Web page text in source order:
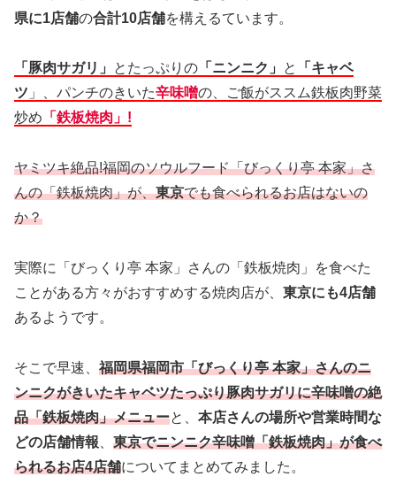
県に1店舗の合計10店舗を構えるています。
「豚肉サガリ」 とたっぷりの 「ニンニク」 と
「キャベ
ツ 」、パンチのきいた辛味噌の、ご飯がススム鉄板肉野菜
炒め 「鉄板焼肉」!
ヤミツキ絶品!福岡のソウルフード「びっくり亭 本家」さ
んの「鉄板焼肉」が、東京でも食べられるお店はないの
か？
実際に「びっくり亭 本家」さんの「鉄板焼肉」を食べた
ことがある方々がおすすめする焼肉店が、 東京にも4店舗
あるようです。
そこで早速、 福岡県福岡市「びっくり亭 本家」さんのニ
ンニクがきいたキャベツたっぷり豚肉サガリに辛味噌の絶
品「鉄板焼肉」メニューと、 本店さんの場所や営業時間な
どの店舗情報
東京でニンニク辛味噌「鉄板焼肉」が食べ
られるお店4店舗についてまとめてみました。